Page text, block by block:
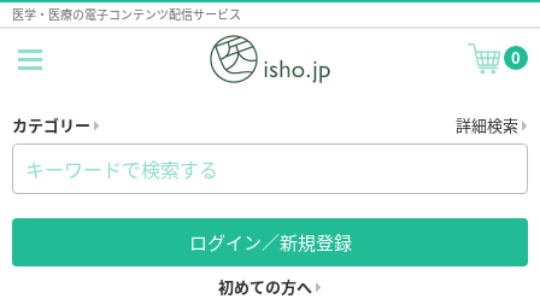
医学・医療の電子コンテンツ配信サービス
0
カテゴリー 詳細検索
ログイン／新規登録
初めての方へ